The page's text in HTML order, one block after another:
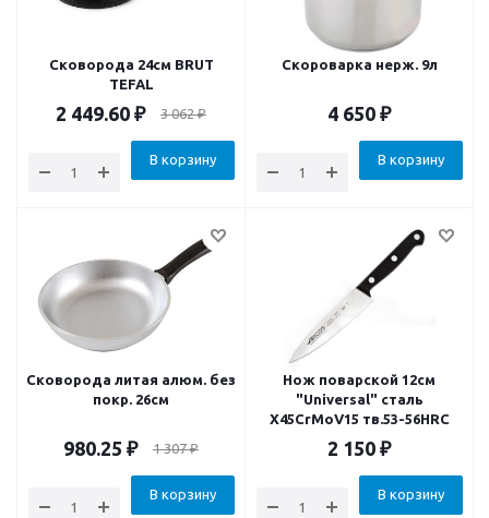
Сковорода 24см BRUT
TEFAL
2 449.60 ₽ 3 062₽
В корзину
Скороварка нерж. 9л
4 650 ₽
В корзину
Сковорода литая алюм. без
покр. 26см
980.25 ₽ 1 307₽
В корзину
Нож поварской 12см
"Universal" сталь
X45CrMoV15 тв.53-56HRC
2 150 ₽
В корзину